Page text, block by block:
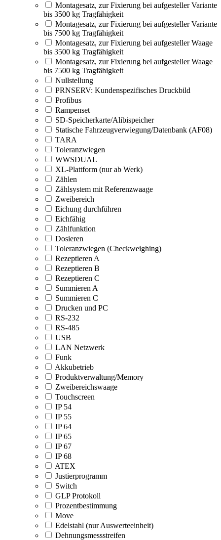
Montagesatz, zur Fixierung bei aufgesteller Variante
bis 3500 kg Tragfähigkeit
Montagesatz, zur Fixierung bei aufgesteller Variante
bis 7500 kg Tragfähigkeit
Montagesatz, zur Fixierung bei aufgesteller Waage
bis 3500 kg Tragfähigkeit
Montagesatz, zur Fixierung bei aufgesteller Waage
bis 7500 kg Tragfähigkeit
Nullstellung
PRNSERV: Kundenspezifisches Druckbild
Profibus
Rampenset
SD-Speicherkarte/Alibispeicher
Statische Fahrzeugverwiegung/Datenbank (AF08)
TARA
Toleranzwiegen
WWSDUAL
XL-Plattform (nur ab Werk)
Zählen
Zählsystem mit Referenzwaage
Zweibereich
Eichung durchführen
Eichfähig
Zählfunktion
Dosieren
Toleranzwiegen (Checkweighing)
Rezeptieren A
Rezeptieren B
Rezeptieren C
Summieren A
Summieren C
Drucken und PC
RS-232
RS-485
USB
LAN Netzwerk
Funk
Akkubetrieb
Produktverwaltung/Memory
Zweibereichswaage
Touchscreen
IP 54
IP 55
IP 64
IP 65
IP 67
IP 68
ATEX
Justierprogramm
Switch
GLP Protokoll
Prozentbestimmung
Move
Edelstahl (nur Auswerteeinheit)
Dehnungsmessstreifen